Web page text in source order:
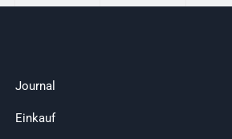
Journal
Einkauf